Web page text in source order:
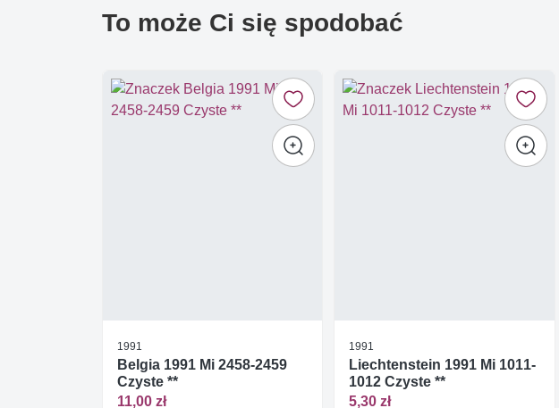
To może Ci się spodobać
1991
Belgia 1991 Mi 2458-2459
Czyste **
11,00 zł
1991
Liechtenstein 1991 Mi 1011-
1012 Czyste **
5,30 zł